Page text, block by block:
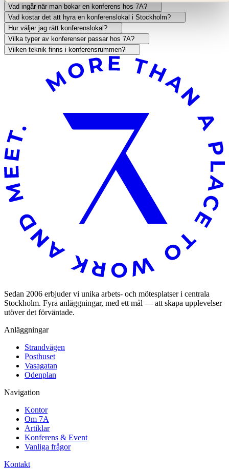
Vad ingår när man bokar en konferens hos 7A?
Vad kostar det att hyra en konferenslokal i Stockholm?
Hur väljer jag rätt konferenslokal?
Vilka typer av konferenser passar hos 7A?
Vilken teknik finns i konferensrummen?
Sedan 2006 erbjuder vi unika arbets- och mötesplatser i centrala
Stockholm. Fyra anläggningar, med ett mål — att skapa upplevelser
utöver det förväntade.
Anläggningar
Strandvägen
Posthuset
Vasagatan
Odenplan
Navigation
Kontor
Om 7A
Artiklar
Konferens & Event
Vanliga frågor
Kontakt